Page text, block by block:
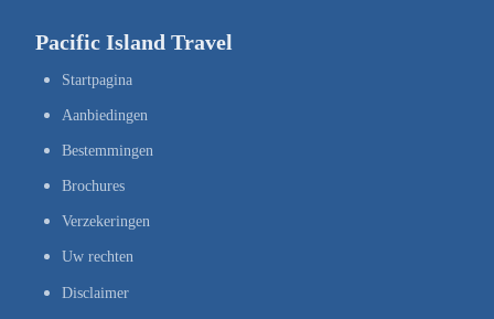
Pacific Island Travel
Startpagina
Aanbiedingen
Bestemmingen
Brochures
Verzekeringen
Uw rechten
Disclaimer